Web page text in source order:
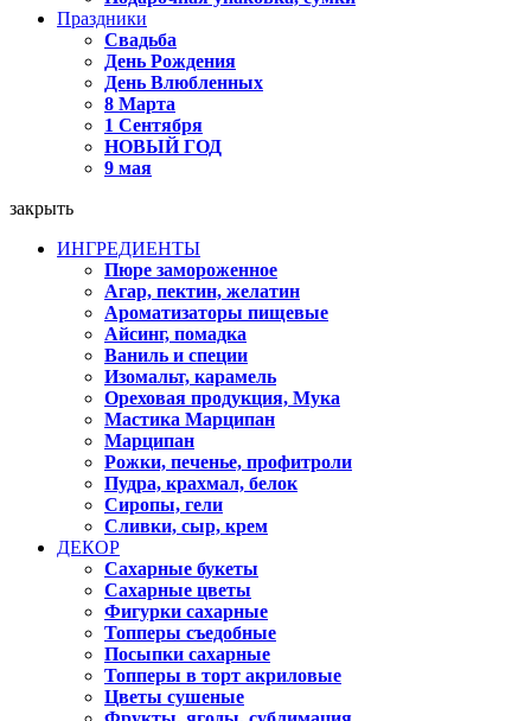
Праздники
Свадьба
День Рождения
День Влюбленных
8 Марта
1 Сентября
НОВЫЙ ГОД
9 мая
закрыть
ИНГРЕДИЕНТЫ
Пюре замороженное
Агар, пектин, желатин
Ароматизаторы пищевые
Айсинг, помадка
Ваниль и специи
Изомальт, карамель
Ореховая продукция, Мука
Мастика Марципан
Марципан
Рожки, печенье, профитроли
Пудра, крахмал, белок
Сиропы, гели
Сливки, сыр, крем
ДЕКОР
Сахарные букеты
Сахарные цветы
Фигурки сахарные
Топперы съедобные
Посыпки сахарные
Топперы в торт акриловые
Цветы сушеные